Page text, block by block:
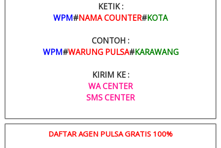
KETIK :
WPM#NAMA COUNTER#KOTA
CONTOH :
WPM#WARUNG PULSA#KARAWANG
KIRIM KE :
WA CENTER
SMS CENTER
DAFTAR AGEN PULSA GRATIS 100%